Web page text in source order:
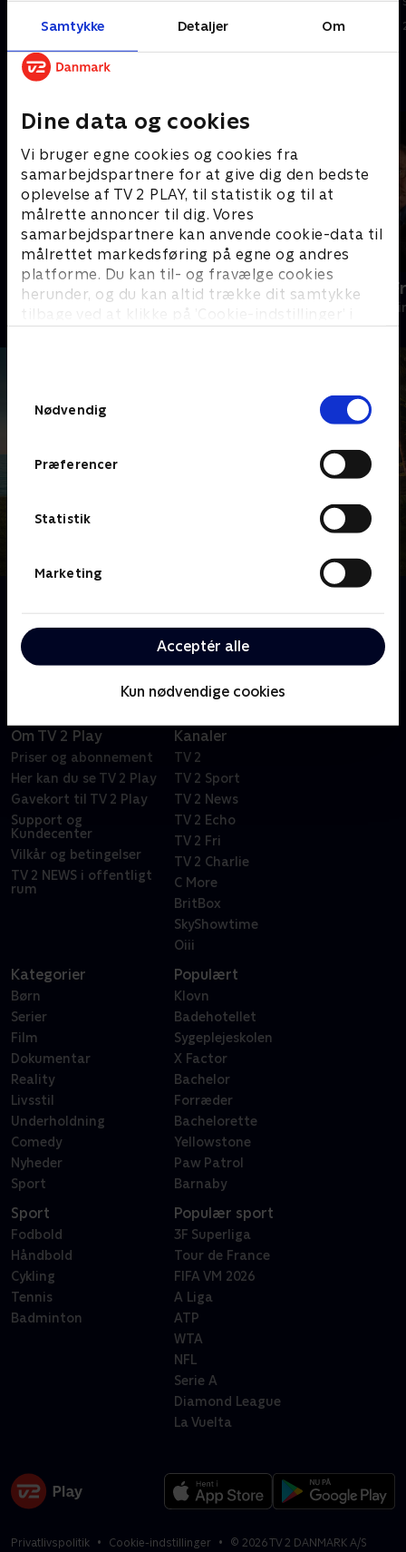
Samtykke Detaljer Om
Dine data og cookies
Vi bruger egne cookies og cookies fra
samarbejdspartnere for at give dig den bedste
oplevelse af TV 2 PLAY, til statistik og til at
målrette annoncer til dig. Vores
samarbejdspartnere kan anvende cookie-data til
målrettet markedsføring på egne og andres
platforme. Du kan til- og fravælge cookies
herunder, og du kan altid trække dit samtykke
tilbage ved at klikke på ’Cookie-indstillinger’ i
Nødvendig
Præferencer
Statistik
Marketing
Acceptér alle
Kun nødvendige cookies
skjulte skat.
18. oktober 2013 • 52 min
Andre så også
Mord på Mallorca
Krimi & Spænding • 2 sæsoner
En sag for
Krimi &
der er brandvarmt - det er mordsagerne også.
Om TV 2 Play
Priser og abonnement
Her kan du se TV 2 Play
Gavekort til TV 2 Play
Support og
Kundecenter
Vilkår og betingelser
TV 2 NEWS i offentligt
rum
Kanaler
TV 2
TV 2 Sport
TV 2 News
TV 2 Echo
TV 2 Fri
TV 2 Charlie
C More
BritBox
SkyShowtime
Oiii
Kategorier
Børn
Serier
Film
Dokumentar
Reality
Livsstil
Underholdning
Comedy
Nyheder
Sport
Populært
Klovn
Badehotellet
Sygeplejeskolen
X Factor
Bachelor
Forræder
Bachelorette
Yellowstone
Paw Patrol
Barnaby
Sport
Fodbold
Håndbold
Cykling
Tennis
Badminton
Populær sport
3F Superliga
Tour de France
FIFA VM 2026
A Liga
ATP
WTA
NFL
Serie A
Diamond League
La Vuelta
Privatlivspolitik Cookie-indstillinger © 2026TV 2 DANMARK A/S